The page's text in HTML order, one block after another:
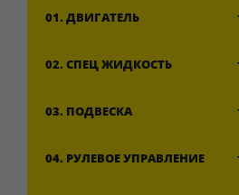
01. ДВИГАТЕЛЬ
02. СПЕЦ ЖИДКОСТЬ
03. ПОДВЕСКА
04. РУЛЕВОЕ УПРАВЛЕНИЕ